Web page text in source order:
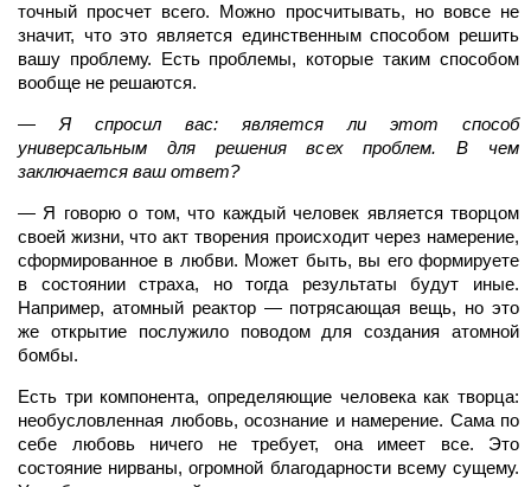
точный просчет всего. Можно просчитывать, но вовсе не
значит, что это является единственным способом решить
вашу проблему. Есть проблемы, которые таким способом
вообще не решаются.
— Я спросил вас: является ли этот способ
универсальным для решения всех проблем. В чем
заключается ваш ответ?
— Я говорю о том, что каждый человек является творцом
своей жизни, что акт творения происходит через намерение,
сформированное в любви. Может быть, вы его формируете
в состоянии страха, но тогда результаты будут иные.
Например, атомный реактор — потрясающая вещь, но это
же открытие послужило поводом для создания атомной
бомбы.
Есть три компонента, определяющие человека как творца:
необусловленная любовь, осознание и намерение. Сама по
себе любовь ничего не требует, она имеет все. Это
состояние нирваны, огромной благодарности всему сущему.